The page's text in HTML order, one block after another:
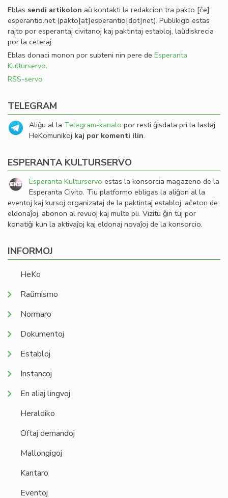
Eblas sendi artikolon aŭ kontakti la redakcion tra pakto [ĉe]
esperantio.net(pakto[at]esperantio[dot]net). Publikigo estas
rajto por esperantaj civitanoj kaj paktintaj establoj, laŭdiskrecia
por la ceteraj.
Eblas donaci monon por subteni nin pere de Esperanta
Kulturservo.
RSS-servo
TELEGRAM
Aliĝu al la Telegram-kanalo por resti ĝisdata pri la lastaj
HeKomunikoj kaj por komenti ilin.
ESPERANTA KULTURSERVO
Esperanta Kulturservo estas la konsorcia magazeno de la
Esperanta Civito. Tiu platformo ebligas la aliĝon al la
eventoj kaj kursoj organizataj de la paktintaj establoj, aĉeton de
eldonaĵoj, abonon al revuoj kaj multe pli. Vizitu ĝin tuj por
konatiĝi kun la aktivaĵoj kaj eldonaj novaĵoj de la konsorcio.
INFORMOJ
HeKo
Raŭmismo
Normaro
Dokumentoj
Establoj
Instancoj
En aliaj lingvoj
Heraldiko
Oftaj demandoj
Mallongigoj
Kantaro
Eventoj